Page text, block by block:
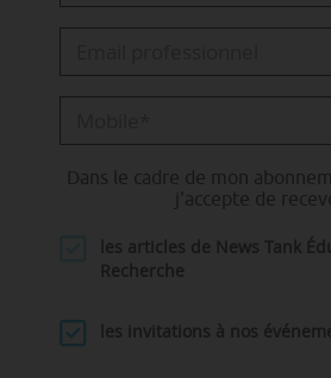
Dans le cadre de mon
j'accepte de
les articles de News Tank
Recherche
les invitations à nos